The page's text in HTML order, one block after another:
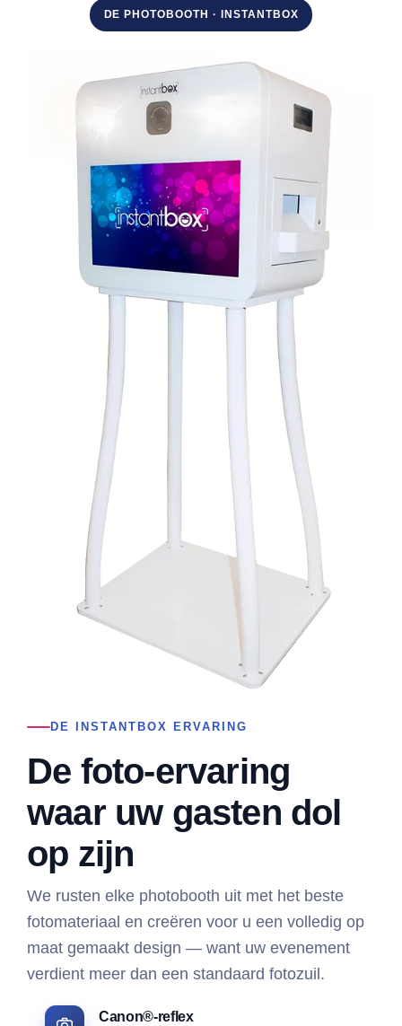
DE PHOTOBOOTH · INSTANTBOX
DE INSTANTBOX ERVARING
De foto-ervaring
waar uw gasten dol
op zijn
We rusten elke photobooth uit met het beste
fotomateriaal en creëren voor u een volledig op
maat gemaakt design — want uw evenement
verdient meer dan een standaard fotozuil.
Canon®-reflex